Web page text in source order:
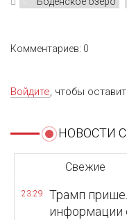
Комментариев: 0
Войдите, чтобы
НОВОСТИ
Свежие
23:29
Трамп
информации